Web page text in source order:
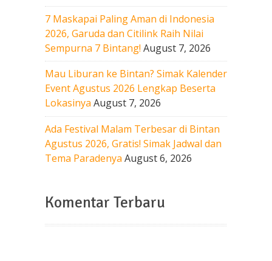
7 Maskapai Paling Aman di Indonesia
2026, Garuda dan Citilink Raih Nilai
Sempurna 7 Bintang! August 7, 2026
Mau Liburan ke Bintan? Simak Kalender
Event Agustus 2026 Lengkap Beserta
Lokasinya August 7, 2026
Ada Festival Malam Terbesar di Bintan
Agustus 2026, Gratis! Simak Jadwal dan
Tema Paradenya August 6, 2026
Komentar Terbaru